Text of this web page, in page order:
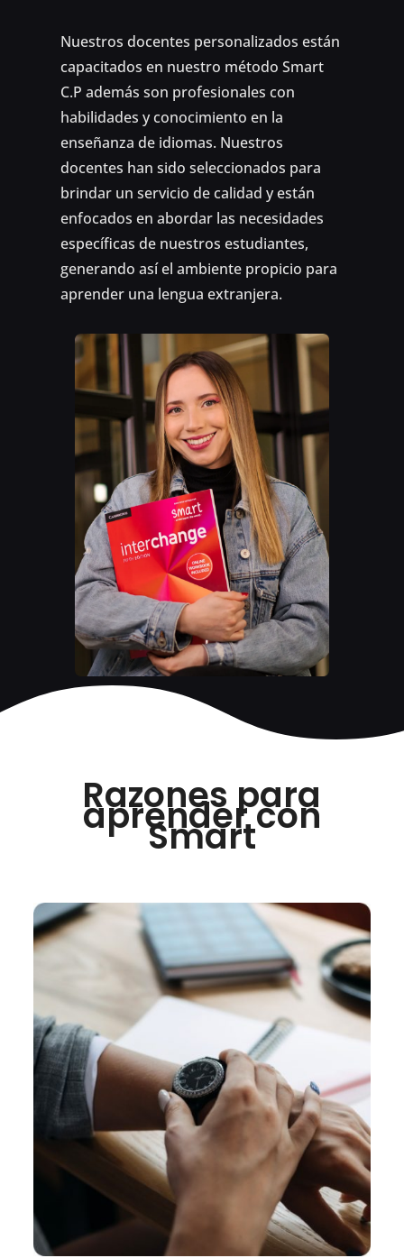
Nuestros docentes personalizados están
capacitados en nuestro método Smart
C.P además son profesionales con
habilidades y conocimiento en la
enseñanza de idiomas. Nuestros
docentes han sido seleccionados para
brindar un servicio de calidad y están
enfocados en abordar las necesidades
específicas de nuestros estudiantes,
generando así el ambiente propicio para
aprender una lengua extranjera.
Razones para
aprender con
Smart